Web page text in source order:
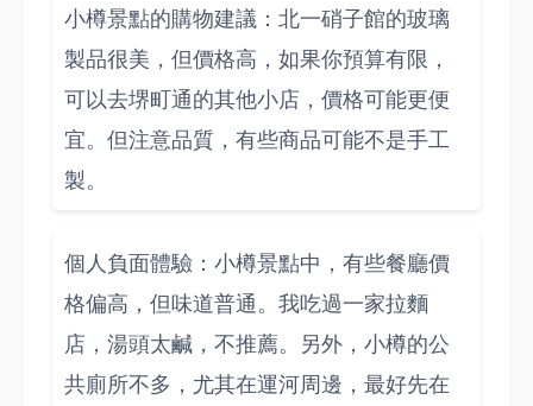
小樽景點的購物建議：北一硝子館的玻璃
製品很美，但價格高，如果你預算有限，
可以去堺町通的其他小店，價格可能更便
宜。但注意品質，有些商品可能不是手工
製。
個人負面體驗：小樽景點中，有些餐廳價
格偏高，但味道普通。我吃過一家拉麵
店，湯頭太鹹，不推薦。另外，小樽的公
共廁所不多，尤其在運河周邊，最好先在